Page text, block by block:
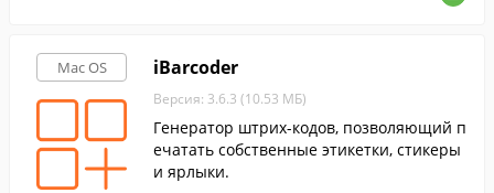
Mac OS iBarcoder
Версия: 3.6.3 (10.53 МБ)
Генератор штрих-кодов, позволяющий п
ечатать собственные этикетки, стикеры
и ярлыки.